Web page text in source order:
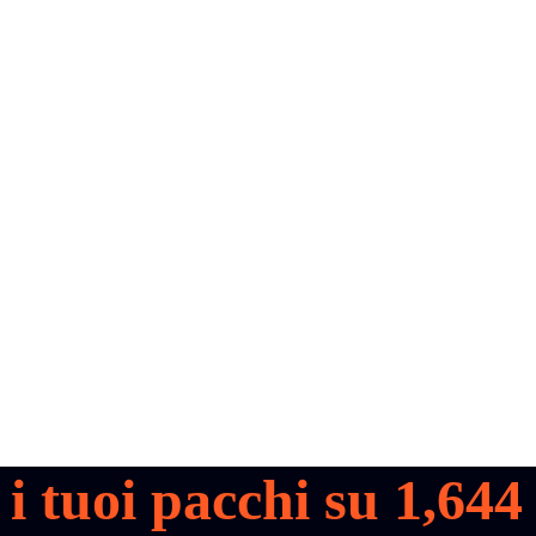
tuoi pacchi su 1,644